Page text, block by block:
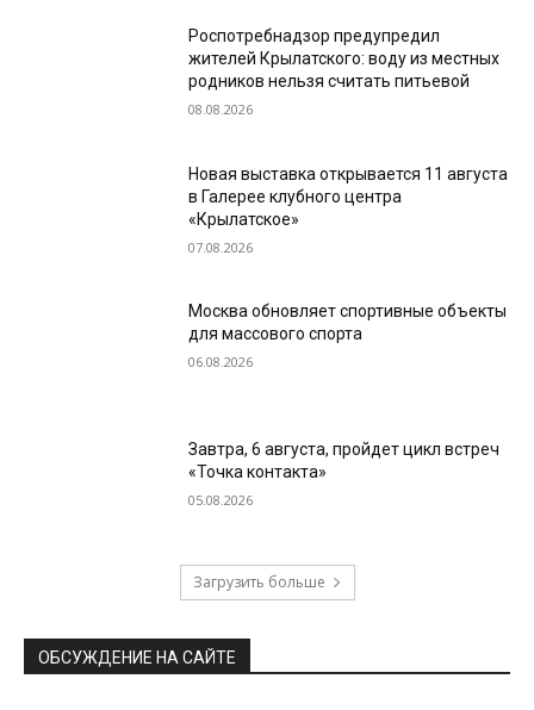
Роспотребнадзор предупредил
жителей Крылатского: воду из местных
родников нельзя считать питьевой
08.08.2026
Новая выставка открывается 11 августа
в Галерее клубного центра
«Крылатское»
07.08.2026
Москва обновляет спортивные объекты
для массового спорта
06.08.2026
Завтра, 6 августа, пройдет цикл встреч
«Точка контакта»
05.08.2026
Загрузить больше
ОБСУЖДЕНИЕ НА САЙТЕ